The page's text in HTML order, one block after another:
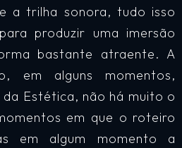
a trilha sonora, tudo isso
produzir uma imersão
bastante atraente. A
em alguns momentos,
Estética, não há muito o
em que o roteiro
em algum momento a